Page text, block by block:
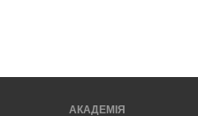
АКАДЕМІЯ